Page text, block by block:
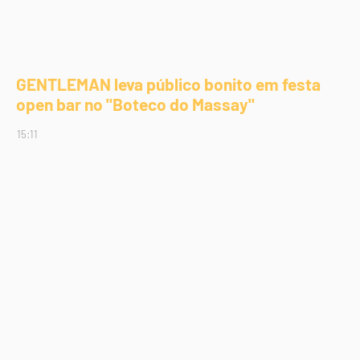
GENTLEMAN leva público bonito em festa
open bar no "Boteco do Massay"
15:11